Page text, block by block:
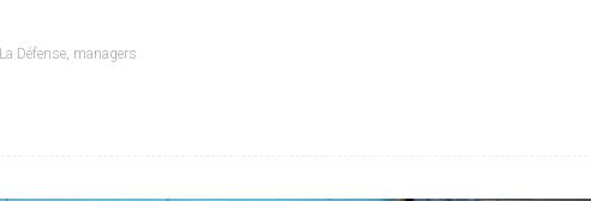
La Défense, managers